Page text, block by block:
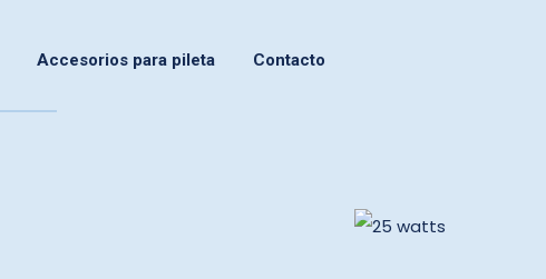
Accesorios para pileta Contacto